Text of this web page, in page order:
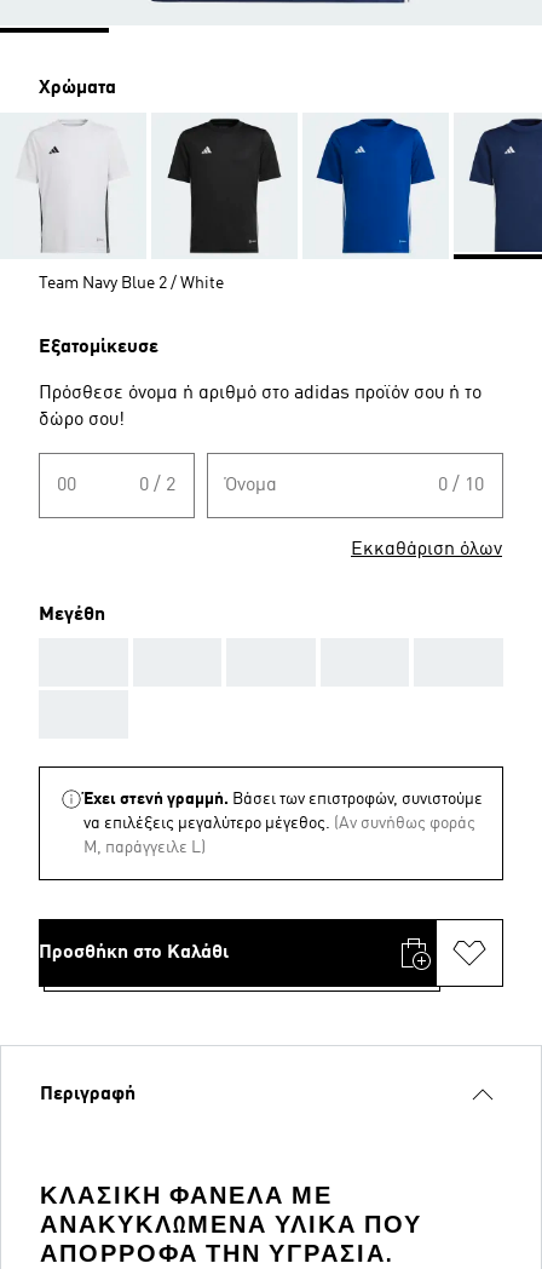
Χρώματα
Team Navy Blue 2 / White
Εξατομίκευσε
Πρόσθεσε όνομα ή αριθμό στο adidas προϊόν σου ή το
δώρο σου!
00 0 / 2 Όνομα 0 / 10
Εκκαθάριση όλων
Μεγέθη
Έχει στενή γραμμή. Βάσει των επιστροφών, συνιστούμε
να επιλέξεις μεγαλύτερο μέγεθος. (Aν συνήθως φοράς
M, παράγγειλε L)
Προσθήκη στο Καλάθι
Περιγραφή
ΚΛΑΣΙΚΉ ΦΑΝΈΛΑ ΜΕ
ΑΝΑΚΥΚΛΩΜΈΝΑ ΥΛΙΚΆ ΠΟΥ
ΑΠΟΡΡΟΦΆ ΤΗΝ ΥΓΡΑΣΊΑ.